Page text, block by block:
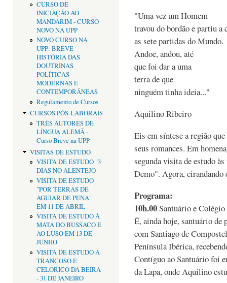
CURSO DE
INICIAÇÃO AO
MANDARIM - CURSO
NOVO NA UPP
NOVO CURSO NA
UPP: BREVE
HISTÓRIA DAS
DOUTRINAS
POLÍTICAS
MODERNAS E
CONTEMPORÂNEAS
Regulamento de Cursos
CURSOS PÓS-LABORAIS
TRÊS AUTORES DE
LÍNGUA ALEMÃ -
Curso Breve na UPP
VISITAS DE ESTUDO
VISITA DE ESTUDO "3
DIAS NO ALENTEJO
VISITA DE ESTUDO
"POR TERRAS DE
AGUIAR DE PENA"
EM 11 DE ABRIL
VISITA DE ESTUDO À
MATA DO BUSSACO E
AO LUSO EM 13 DE
JUNHO
VISITA DE ESTUDO A
TRANCOSO E
CELORICO DA BEIRA
- 31 DE JANEIRO
"Uma vez um Homem
travou do bordão e partiu a
as sete partidas do Mundo.
Andoe, andou, até
que foi dar a uma
terra de que
ninguém tinha ideia..."
Aquilino Ribeiro
Eis em síntese a região
seus romances. Em
segunda visita de estudo
Demo". Agora, cirandando
Programa:
10h.00Santuário e Colégio
É, ainda hoje, santuário de
com Santiago de
Península Ibérica,
Contíguo ao Santuário foi
da Lapa, onde Aquilino